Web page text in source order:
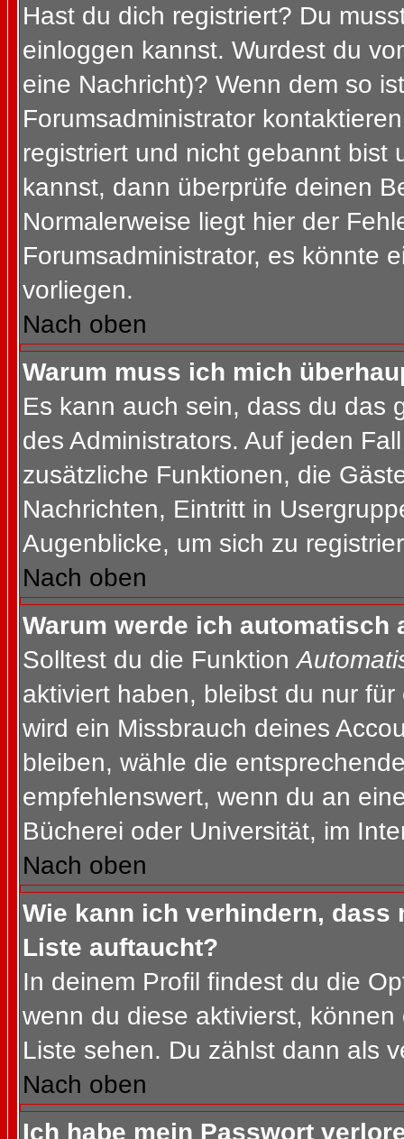
Hast du dich registriert? Du
einloggen kannst. Wurdest du
eine Nachricht)? Wenn dem so
Forumsadministrator
registriert und nicht gebannt bist
kannst, dann überprüfe deinen
Normalerweise liegt hier der
Forumsadministrator, es könnte
vorliegen.
Nach oben
Warum muss ich mich
Es kann auch sein, dass du das
des Administrators. Auf jeden
zusätzliche Funktionen, die
Nachrichten, Eintritt in
Augenblicke, um sich zu
Nach oben
Warum werde ich automatisch
Solltest du die Funktion
aktiviert haben, bleibst du nur
wird ein Missbrauch deines
bleiben, wähle die
empfehlenswert, wenn du an
Bücherei oder Universität, im
Nach oben
Wie kann ich verhindern, dass
Liste auftaucht?
In deinem Profil findest du die
wenn du diese aktivierst,
Liste sehen. Du zählst dann als
Nach oben
Ich habe mein Passwort